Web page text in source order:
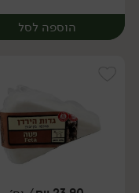
הוספה לסל